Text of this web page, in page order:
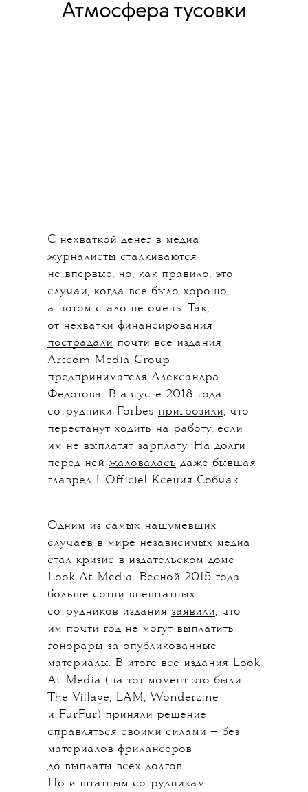
Атмосфера тусовки
С нехваткой денег в медиа
журналисты сталкиваются
не впервые, но, как правило, это
случаи, когда все было хорошо,
а потом стало не очень. Так,
от нехватки финансирования
пострадали почти все издания
Artcom Media Group
предпринимателя Александра
Федотова. В августе 2018 года
сотрудники Forbes пригрозили, что
перестанут ходить на работу, если
им не выплатят зарплату. На долги
перед ней жаловалась даже бывшая
главред L’Officiel Ксения Собчак.
Одним из самых нашумевших
случаев в мире независимых медиа
стал кризис в издательском доме
Look At Media. Весной 2015 года
больше сотни внештатных
сотрудников издания заявили, что
им почти год не могут выплатить
гонорары за опубликованные
материалы. В итоге все издания Look
At Media (на тот момент это были
The Village, LAM, Wonderzine
и FurFur) приняли решение
справляться своими силами — без
материалов фрилансеров —
до выплаты всех долгов.
Но и штатным сотрудникам